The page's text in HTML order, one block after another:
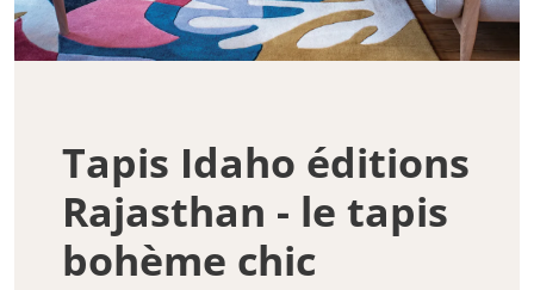
Tapis Idaho éditions
Rajasthan - le tapis
bohème chic